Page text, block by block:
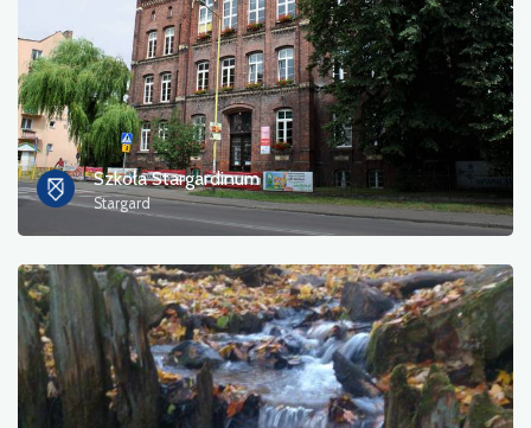
Szkoła Stargardinum
Stargard